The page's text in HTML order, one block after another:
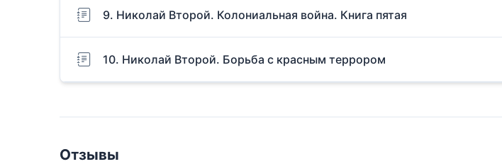
9. Николай Второй. Колониальная война. Книга пятая
10. Николай Второй. Борьба с красным террором
Отзывы